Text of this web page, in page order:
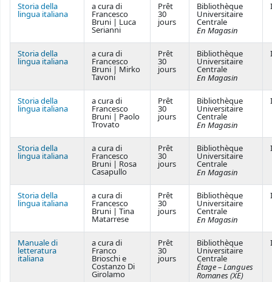
Storia della
lingua italiana
a cura di
Francesco
Bruni | Luca
Serianni
Prêt
30
jours
Bibliothèque
Universitaire
Centrale
En Magasin
Storia della
lingua italiana
a cura di
Francesco
Bruni | Mirko
Tavoni
Prêt
30
jours
Bibliothèque
Universitaire
Centrale
En Magasin
Storia della
lingua italiana
a cura di
Francesco
Bruni | Paolo
Trovato
Prêt
30
jours
Bibliothèque
Universitaire
Centrale
En Magasin
Storia della
lingua italiana
a cura di
Francesco
Bruni | Rosa
Casapullo
Prêt
30
jours
Bibliothèque
Universitaire
Centrale
En Magasin
Storia della
lingua italiana
a cura di
Francesco
Bruni | Tina
Matarrese
Prêt
30
jours
Bibliothèque
Universitaire
Centrale
En Magasin
Manuale di
letteratura
italiana
a cura di
Franco
Brioschi e
Costanzo Di
Girolamo
Prêt
30
jours
Bibliothèque
Universitaire
Centrale
Étage – Langues
Romanes (XE)